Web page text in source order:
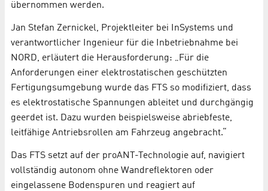
übernommen werden.
Jan Stefan Zernickel, Projektleiter bei InSystems und
verantwortlicher Ingenieur für die Inbetriebnahme bei
NORD, erläutert die Herausforderung: „Für die
Anforderungen einer elektrostatischen geschützten
Fertigungsumgebung wurde das FTS so modifiziert, dass
es elektrostatische Spannungen ableitet und durchgängig
geerdet ist. Dazu wurden beispielsweise abriebfeste,
leitfähige Antriebsrollen am Fahrzeug angebracht.“
Das FTS setzt auf der proANT-Technologie auf, navigiert
vollständig autonom ohne Wandreflektoren oder
eingelassene Bodenspuren und reagiert auf